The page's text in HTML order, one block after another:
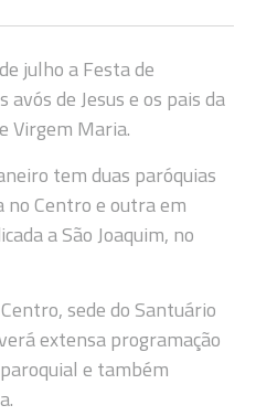
julho a Festa de
avós de Jesus e os pais da
Virgem Maria.
tem duas paróquias
no Centro e outra em
a São Joaquim, no
sede do Santuário
extensa programação
e também